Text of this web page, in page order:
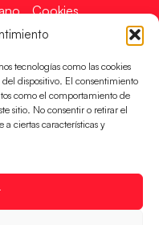
tecnologías como las cookies
dispositivo. El consentimiento
como el comportamiento de
sitio. No consentir o retirar el
ciertas características y
Cookies
Mapa Web